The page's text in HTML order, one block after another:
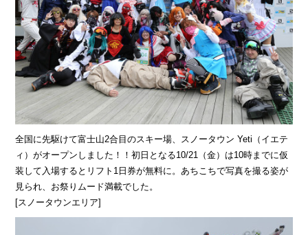
全国に先駆けて富士山2合目のスキー場、スノータウン Yeti（イエテ
ィ）がオープンしました！！初日となる10/21（金）は10時までに仮
装して入場するとリフト1日券が無料に。あちこちで写真を撮る姿が
見られ、お祭りムード満載でした。
[スノータウンエリア]